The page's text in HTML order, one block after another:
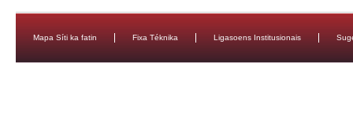
Mapa Síti ka fatin Fixa Téknika Ligasoens Institusionais